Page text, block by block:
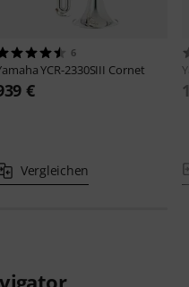
6
YCR-2330SIII Cornet
€
Vergleichen